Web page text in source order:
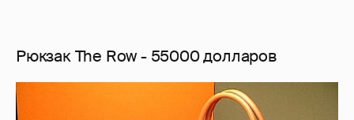
Рюкзак The Row - 55000 долларов